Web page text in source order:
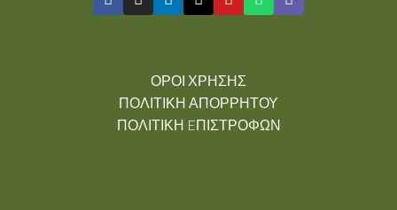
ΌΡΟΙ ΧΡΉΣΗΣ
ΠΟΛΙΤΙΚΉ ΑΠΟΡΡΉΤΟΥ
ΠΟΛΙΤΙΚΉ EΠΙΣΤΡΟΦΏΝ